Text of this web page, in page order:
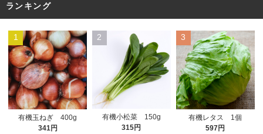
ランキング
1
有機玉ねぎ 400g
341円
2
有機小松菜 150g
315円
3
有機レタス 1個
597円